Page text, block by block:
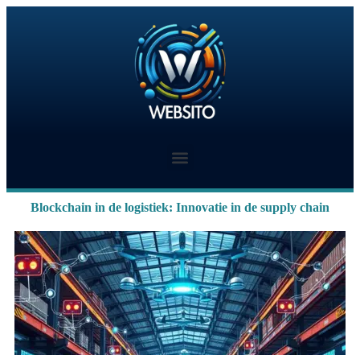
Blockchain in de logistiek: Innovatie in de supply chain